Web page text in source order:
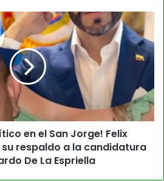
en el San Jorge! Felix
respaldo a la candidatura
De La Espriella